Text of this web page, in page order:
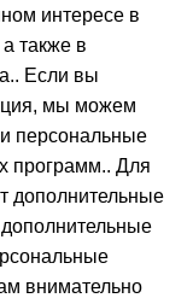
интересе в
также в
Если вы
мы можем
персональные
программ.. Для
дополнительные
внимательно